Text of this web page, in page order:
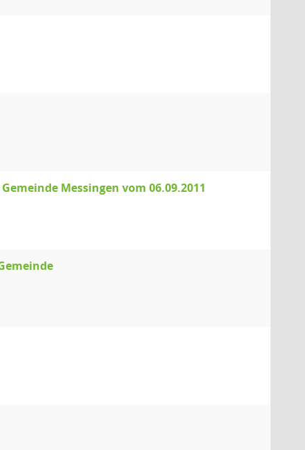
Messingen vom 06.09.2011